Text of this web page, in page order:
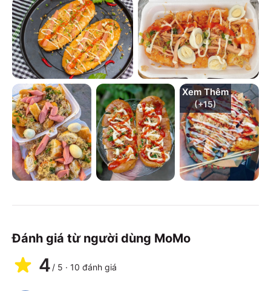
Xem Thêm
(+15)
Đánh giá từ người dùng MoMo
4 / 5 · 10 đánh giá